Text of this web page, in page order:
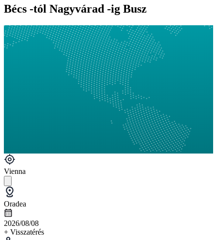
Bécs -tól Nagyvárad -ig Busz
Vienna
Oradea
2026/08/08
+ Visszatérés